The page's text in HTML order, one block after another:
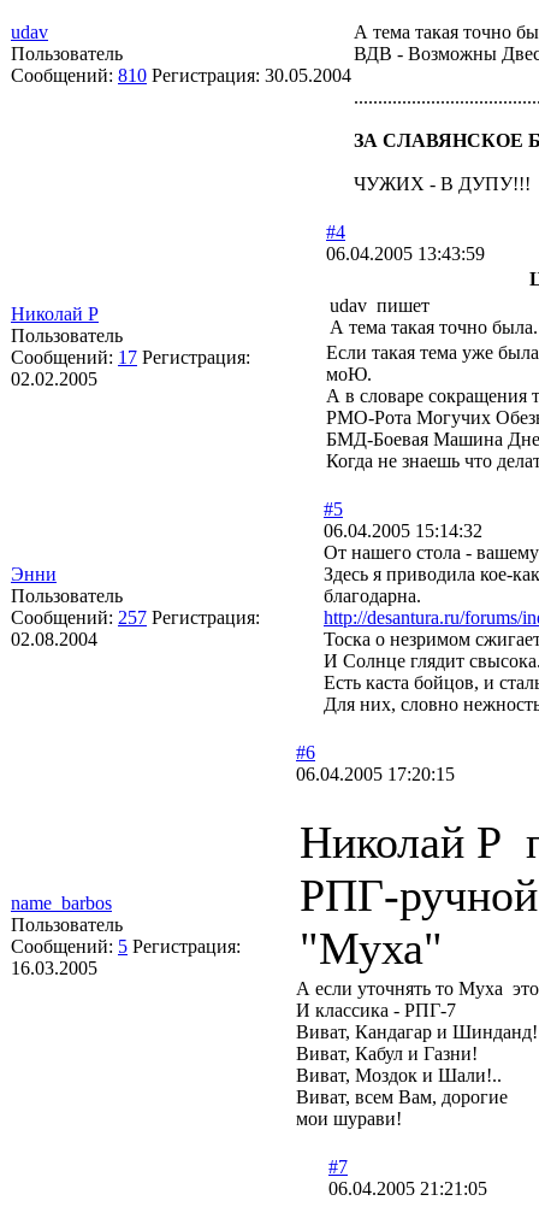
udav
Пользователь
Сообщений: 810 Регистрация: 30.05.2004
А тема такая точно
ВДВ - Возможны
ЗА СЛАВЯНСКОЕ
ЧУЖИХ - В ДУПУ!!!
Николай Р
Пользователь
Сообщений: 17 Регистрация:
02.02.2005
#4
06.04.2005 13:43:59
udav пишет
А тема такая точно
Если такая тема уже
моЮ.
А в словаре сокращения
РМО-Рота Могучих
БМД-Боевая Машина
Когда не знаешь что
Энни
Пользователь
Сообщений: 257 Регистрация:
02.08.2004
#5
06.04.2005 15:14:32
От нашего стола -
Здесь я приводила кое-
благодарна.
http://desantura.ru/forums/
Тоска о незримом
И Солнце глядит
Есть каста бойцов, и
Для них, словно
name_barbos
Пользователь
Сообщений: 5 Регистрация:
16.03.2005
#6
06.04.2005 17:20:15
Николай Р
РПГ-ручной
"Муха"
А если уточнять то Муха
И классика - РПГ-7
Виват, Кандагар и
Виват, Кабул и Газни!
Виват, Моздок и Шали!..
Виват, всем Вам, дорогие
мои шурави!
#7
06.04.2005 21:21:05